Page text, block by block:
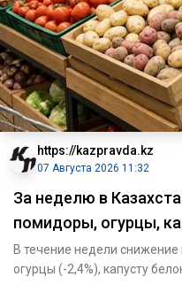
https://kazpravda.kz
07 Августа 2026 11:32
За неделю в
помидоры, огурцы,
В течение недели
огурцы (-2,4%), капусту